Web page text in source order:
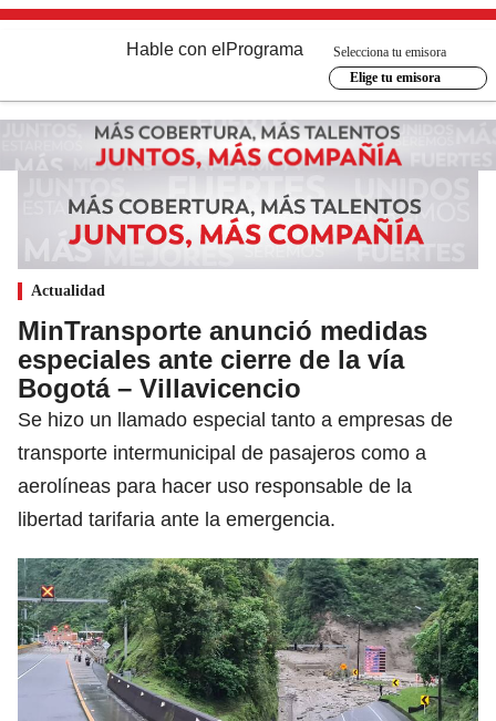
Hable con el Programa
Selecciona tu emisora
Elige tu emisora
Actualidad
MinTransporte anunció medidas
especiales ante cierre de la vía
Bogotá – Villavicencio
Se hizo un llamado especial tanto a empresas de
transporte intermunicipal de pasajeros como a
aerolíneas para hacer uso responsable de la
libertad tarifaria ante la emergencia.